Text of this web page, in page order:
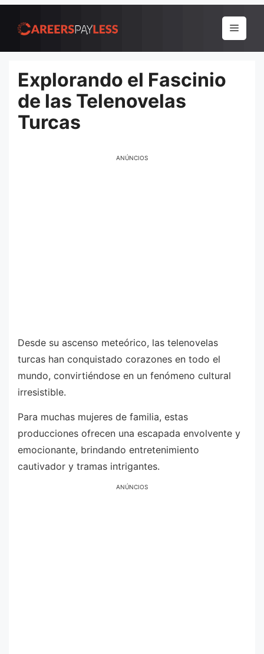
para
conteúdo
Menu
Explorando el Fascinio
de las Telenovelas
Turcas
ANÚNCIOS
Desde su ascenso meteórico, las telenovelas
turcas han conquistado corazones en todo el
mundo, convirtiéndose en un fenómeno cultural
irresistible.
Para muchas mujeres de familia, estas
producciones ofrecen una escapada envolvente y
emocionante, brindando entretenimiento
cautivador y tramas intrigantes.
ANÚNCIOS